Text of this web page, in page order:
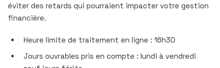
éviter des retards qui pourraient impacter votre gestion
financière.
Heure limite de traitement en ligne : 16h30
Jours ouvrables pris en compte : lundi à vendredi